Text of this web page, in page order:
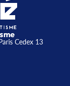
Cedex 13